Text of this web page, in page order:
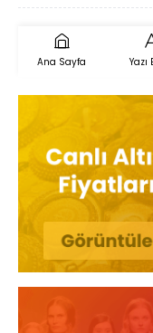
Ana Sayfa Yazı